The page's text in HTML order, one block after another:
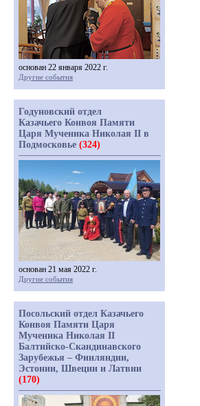
основан 22 января 2022 г.
Другие события
Годуновский отдел
Казачьего Конвоя Памяти
Царя Мученика Николая II в
Подмосковье (324)
основан 21 мая 2022 г.
Другие события
Посольский отдел Казачьего
Конвоя Памяти Царя
Мученика Николая II
Балтийско-Скандинавского
Зарубежья – Финляндии,
Эстонии, Швеции и Латвии
(170)